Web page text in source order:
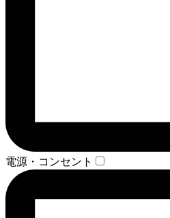
電源・コンセント